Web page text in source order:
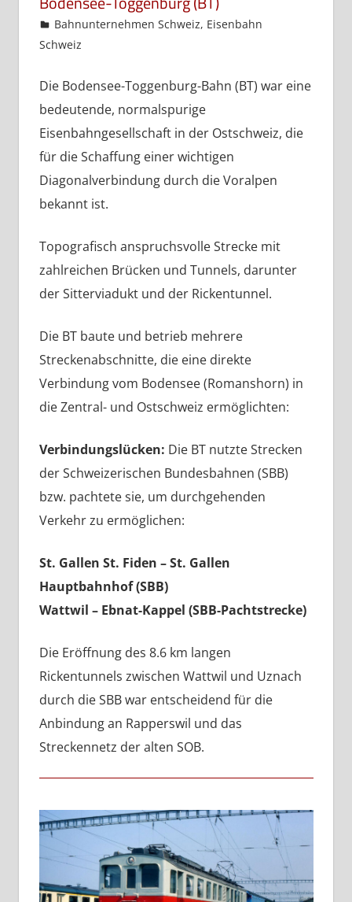
admin
Bahnunternehmen Schweiz, Eisenbahn
Schweiz
Die Bodensee-Toggenburg-Bahn (BT) war eine
bedeutende, normalspurige
Eisenbahngesellschaft in der Ostschweiz, die
für die Schaffung einer wichtigen
Diagonalverbindung durch die Voralpen
bekannt ist.
Topografisch anspruchsvolle Strecke mit
zahlreichen Brücken und Tunnels, darunter
der Sitterviadukt und der Rickentunnel.
Die BT baute und betrieb mehrere
Streckenabschnitte, die eine direkte
Verbindung vom Bodensee (Romanshorn) in
die Zentral- und Ostschweiz ermöglichten:
Verbindungslücken: Die BT nutzte Strecken
der Schweizerischen Bundesbahnen (SBB)
bzw. pachtete sie, um durchgehenden
Verkehr zu ermöglichen:
St. Gallen St. Fiden – St. Gallen
Hauptbahnhof (SBB)
Wattwil – Ebnat-Kappel (SBB-Pachtstrecke)
Die Eröffnung des 8.6 km langen
Rickentunnels zwischen Wattwil und Uznach
durch die SBB war entscheidend für die
Anbindung an Rapperswil und das
Streckennetz der alten SOB.